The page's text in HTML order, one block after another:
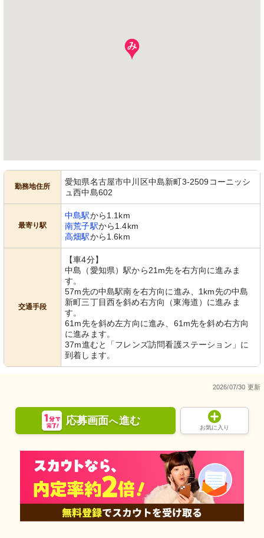
勤務地住所
愛知県名古屋市中川区中島新町3-2509コーニッシ
ュ西中島602
最寄り駅
中島駅から1.1km
南荒子駅から1.4km
高畑駅から1.6km
交通手段
【車4分】
中島（愛知県）駅から21m先を右方向に進みま
す。
57m先の中島駅南を右方向に進み、1km先の中島
新町三丁目西を斜め右方向（東海道）に進みま
す。
61m先を斜め左方向に進み、61m先を斜め右方向
に進みます。
37m進むと「フレンズ訪問看護ステーション」に
到着します。
2026/07/30 更新
応募画面へ進む
お気に入り